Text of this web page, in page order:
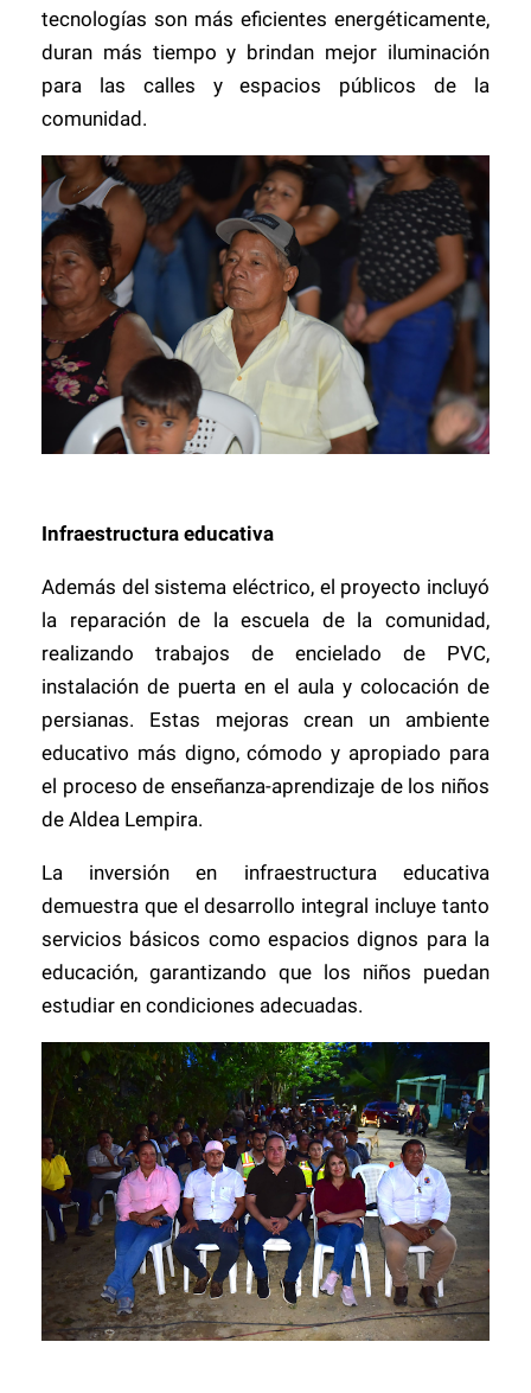
tecnologías son más eficientes energéticamente,
duran más tiempo y brindan mejor iluminación
para las calles y espacios públicos de la
comunidad.
Infraestructura educativa
Además del sistema eléctrico, el proyecto incluyó
la reparación de la escuela de la comunidad,
realizando trabajos de encielado de PVC,
instalación de puerta en el aula y colocación de
persianas. Estas mejoras crean un ambiente
educativo más digno, cómodo y apropiado para
el proceso de enseñanza-aprendizaje de los niños
de Aldea Lempira.
La inversión en infraestructura educativa
demuestra que el desarrollo integral incluye tanto
servicios básicos como espacios dignos para la
educación, garantizando que los niños puedan
estudiar en condiciones adecuadas.